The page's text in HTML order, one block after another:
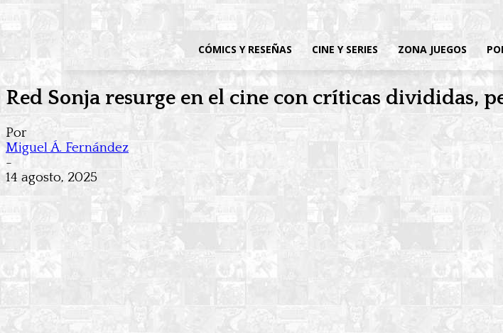
CÓMICS Y RESEÑAS CINE Y SERIES ZONA JUEGOS
Red Sonja resurge en el cine con críticas divididas,
Por
Miguel Á. Fernández
-
14 agosto, 2025